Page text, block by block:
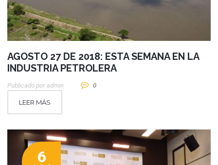
AGOSTO 27 DE 2018: ESTA SEMANA EN LA
INDUSTRIA PETROLERA
Publicado por Admin 0
LEER MÁS
6